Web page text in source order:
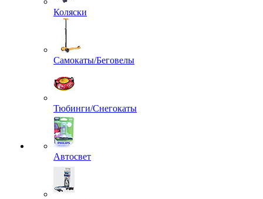
Коляски
Самокаты/Беговелы
Тюбинги/Снегокаты
Автосвет